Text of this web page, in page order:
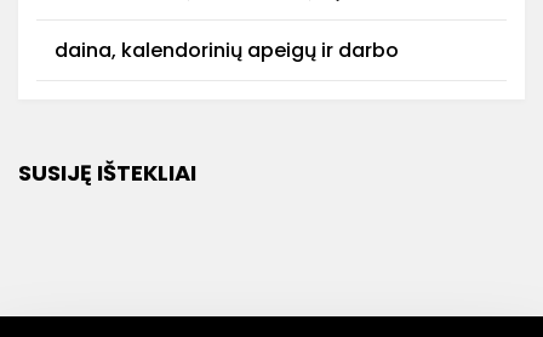
daina, kalendorinių apeigų ir darbo
SUSIJĘ IŠTEKLIAI